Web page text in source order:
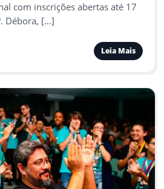
com inscrições abertas até 17
Débora, […]
Leia Mais